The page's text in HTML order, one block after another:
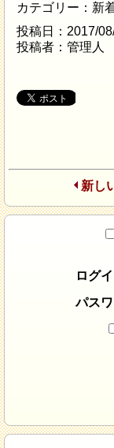
カテゴリー：新
投稿日：2017/
投稿者：管理人
新し
ログ
パス